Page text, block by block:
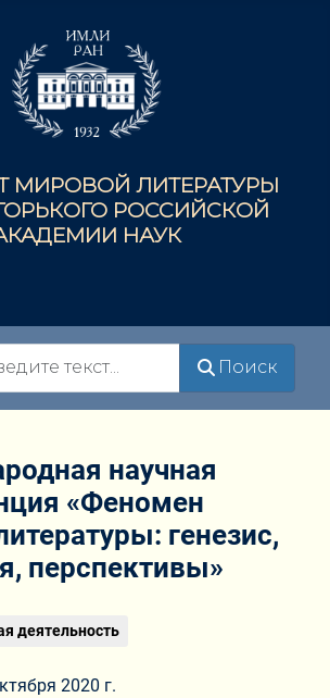
МИРОВОЙ ЛИТЕРАТУРЫ
РОССИЙСКОЙ
НАУК
Поиск
научная
«Феномен
генезис,
перспективы»
деятельность
2020 г.